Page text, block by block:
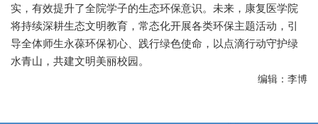
实，有效提升了全院学子的生态环保意识。未来，康复医学院
将持续深耕生态文明教育，常态化开展各类环保主题活动，引
导全体师生永葆环保初心、践行绿色使命，以点滴行动守护绿
水青山，共建文明美丽校园。
编辑：李博